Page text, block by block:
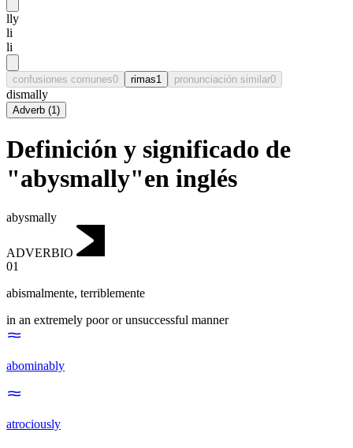
lly
li
li
confusiones comunes0 rimas1 pronunciación similar0
dismally
Adverb (1)
Definición y significado de
"abysmally"en inglés
abysmally
ADVERBIO
01
abismalmente, terriblemente
in an extremely poor or unsuccessful manner
abominably
atrociously